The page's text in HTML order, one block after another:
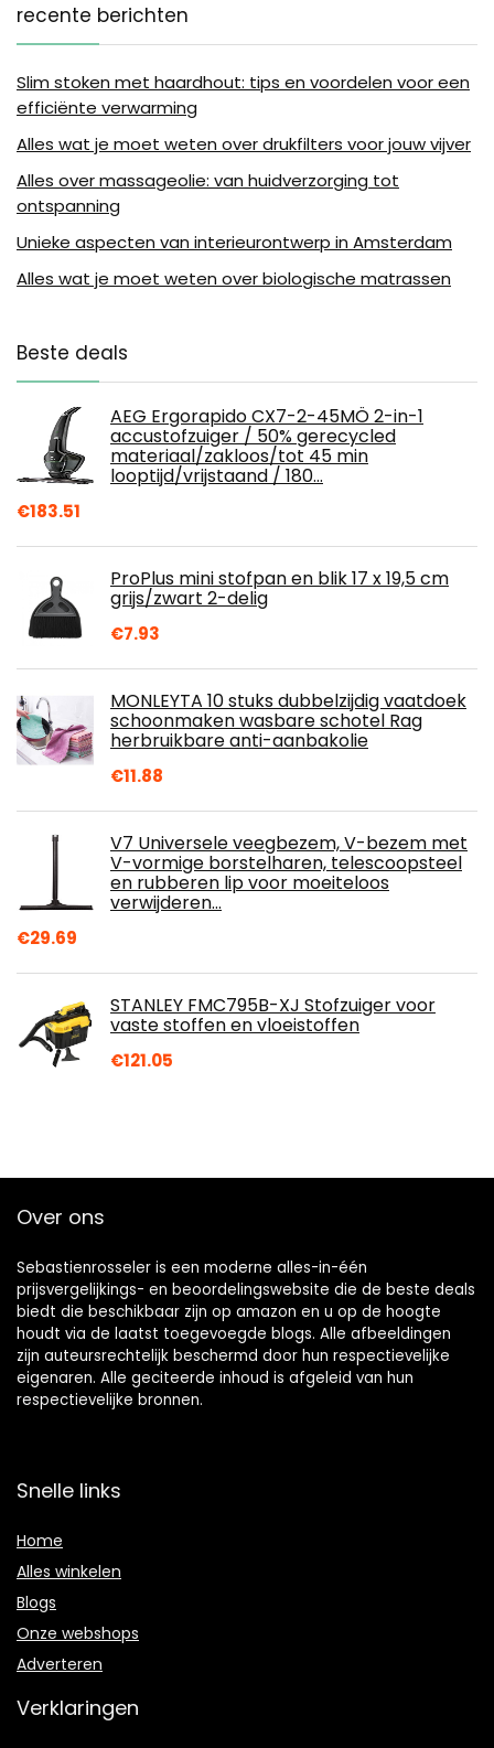
recente berichten
Slim stoken met haardhout: tips en voordelen voor een
efficiënte verwarming
Alles wat je moet weten over drukfilters voor jouw vijver
Alles over massageolie: van huidverzorging tot
ontspanning
Unieke aspecten van interieurontwerp in Amsterdam
Alles wat je moet weten over biologische matrassen
Beste deals
AEG Ergorapido CX7-2-45MÖ 2-in-1
accustofzuiger / 50% gerecycled
materiaal/zakloos/tot 45 min
looptijd/vrijstaand / 180…
€183.51
ProPlus mini stofpan en blik 17 x 19,5 cm
grijs/zwart 2-delig
€7.93
MONLEYTA 10 stuks dubbelzijdig vaatdoek
schoonmaken wasbare schotel Rag
herbruikbare anti-aanbakolie
€11.88
V7 Universele veegbezem, V-bezem met
V-vormige borstelharen, telescoopsteel
en rubberen lip voor moeiteloos
verwijderen…
€29.69
STANLEY FMC795B-XJ Stofzuiger voor
vaste stoffen en vloeistoffen
€121.05
Over ons
Sebastienrosseler is een moderne alles-in-één
prijsvergelijkings- en beoordelingswebsite die de beste deals
biedt die beschikbaar zijn op amazon en u op de hoogte
houdt via de laatst toegevoegde blogs. Alle afbeeldingen
zijn auteursrechtelijk beschermd door hun respectievelijke
eigenaren. Alle geciteerde inhoud is afgeleid van hun
respectievelijke bronnen.
Snelle links
Home
Alles winkelen
Blogs
Onze webshops
Adverteren
Verklaringen